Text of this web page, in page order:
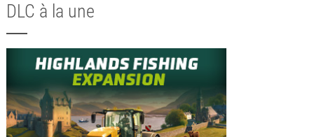
DLC à la une